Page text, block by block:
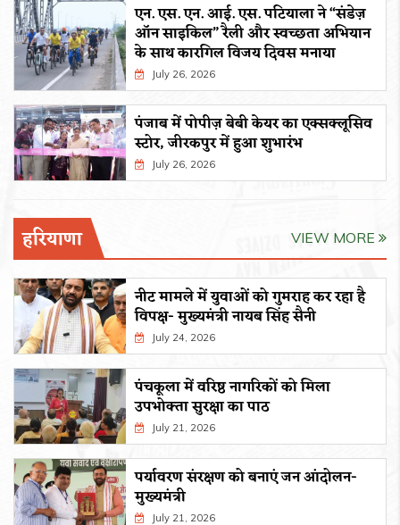
एन. एस. एन. आई. एस. पटियाला ने “संडेज़
ऑन साइकिल” रैली और स्वच्छता अभियान
के साथ कारगिल विजय दिवस मनाया
July 26, 2026
पंजाब में पोपीज़ बेबी केयर का एक्सक्लूसिव
स्टोर, जीरकपुर में हुआ शुभारंभ
July 26, 2026
हरियाणा VIEW MORE
नीट मामले में युवाओं को गुमराह कर रहा है
विपक्ष- मुख्यमंत्री नायब सिंह सैनी
July 24, 2026
पंचकूला में वरिष्ठ नागरिकों को मिला
उपभोक्ता सुरक्षा का पाठ
July 21, 2026
पर्यावरण संरक्षण को बनाएं जन आंदोलन-
मुख्यमंत्री
July 21, 2026